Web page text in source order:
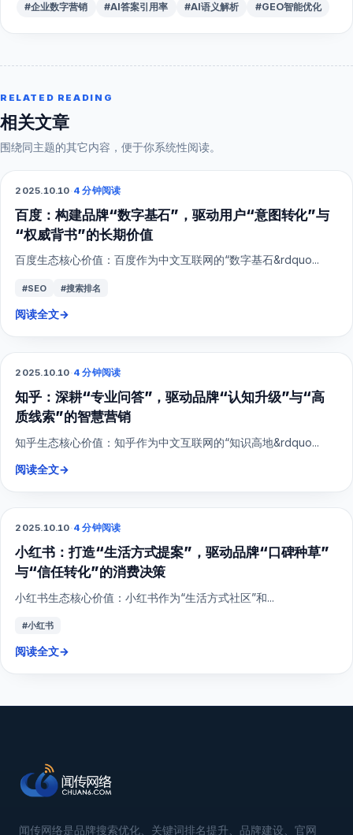
#企业数字营销
#AI答案引用率 #AI语义解析 #GEO智能优化
RELATED READING
相关文章
围绕同主题的其它内容，便于你系统性阅读。
SEO
2025.10.10·4 分钟阅读
百度：构建品牌“数字基石”，驱动用户“意图转化”与
“权威背书”的长期价值
百度生态核心价值：百度作为中文互联网的“数字基石&rdquo...
#SEO #搜索排名
阅读全文→
SEO
2025.10.10·4 分钟阅读
知乎：深耕“专业问答”，驱动品牌“认知升级”与“高
质线索”的智慧营销
知乎生态核心价值：知乎作为中文互联网的“知识高地&rdquo...
阅读全文→
小红书
2025.10.10·4 分钟阅读
小红书：打造“生活方式提案”，驱动品牌“口碑种草”
与“信任转化”的消费决策
小红书生态核心价值：小红书作为“生活方式社区”和...
#小红书
阅读全文→
闻传网络是品牌搜索优化、关键词排名提升、品牌建设、官网